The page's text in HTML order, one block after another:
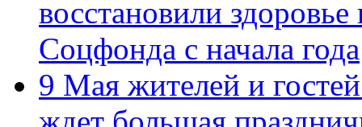
восстановили
Соцфонда с начала года
9 Мая жителей и